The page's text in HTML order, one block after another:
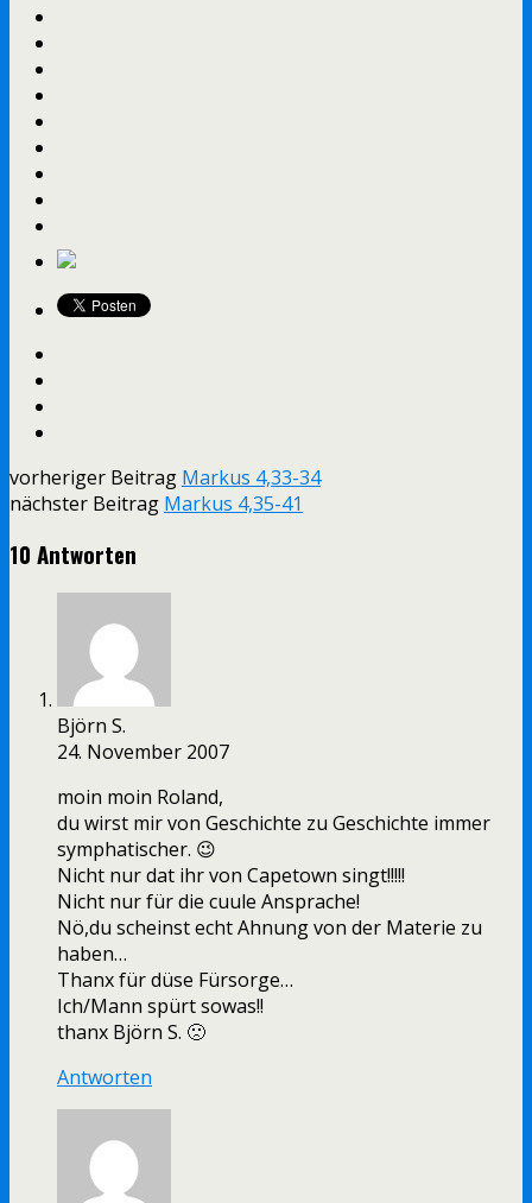
vorheriger Beitrag Markus 4,33-34
nächster Beitrag Markus 4,35-41
10 Antworten
Björn S.
24. November 2007
moin moin Roland,
du wirst mir von Geschichte zu Geschichte immer
symphatischer. 😉
Nicht nur dat ihr von Capetown singt!!!!!
Nicht nur für die cuule Ansprache!
Nö,du scheinst echt Ahnung von der Materie zu
haben…
Thanx für düse Fürsorge…
Ich/Mann spürt sowas!!
thanx Björn S. 🙁
Antworten